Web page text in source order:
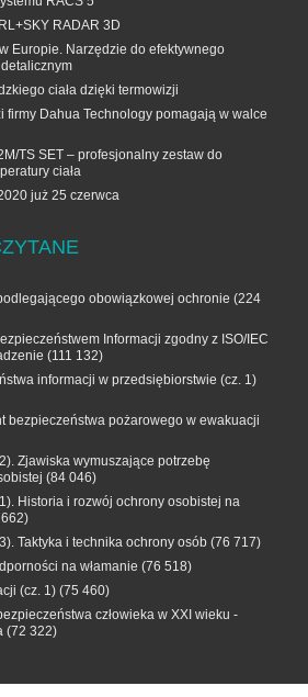
RADAR 3D
Europie. Narzędzie do efektywnego
ciała dzięki termowizji
firmy Dahua Technology pomagają w walce
TS SET – profesjonalny zestaw do
ciała
już 25 czerwca
obowiązkowej ochronie (224
Informacji zgodny z ISO/IEC
(111 132)
informacji w przedsiębiorstwie (cz. 1)
bezpieczeństwa pożarowego w ewakuacji
Zjawiska wymuszające potrzebę
(84 046)
Historia i rozwój ochrony osobistej na
Taktyka i technika ochrony osób (76 717)
na włamanie (76 518)
(cz. 1) (75 460)
człowieka w XXI wieku -
(72 322)